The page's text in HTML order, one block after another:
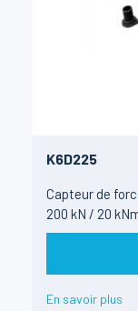
K6D225
Capteur de
200 kN / 20
En savoir plus